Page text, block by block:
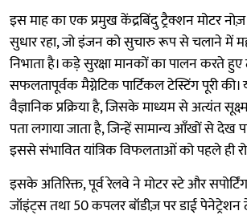
इस माह का एक प्रमुख केंद्रबिंदु ट्रैक्शन मोटर
सुधार रहा, जो इंजन को सुचारु रूप से चलाने में
निभाता है। कड़े सुरक्षा मानकों का पालन करते हुए
सफलतापूर्वक मैग्नेटिक पार्टिकल टेस्टिंग पूरी
वैज्ञानिक प्रक्रिया है, जिसके माध्यम से अत्यंत
पता लगाया जाता है, जिन्हें सामान्य आँखों से देख
इससे संभावित यांत्रिक विफलताओं को पहले ही
इसके अतिरिक्त, पूर्व रेलवे ने मोटर स्टे और
जॉइंट्स तथा 50 कपलर बॉडीज़ पर डाई पेनेट्रेशन